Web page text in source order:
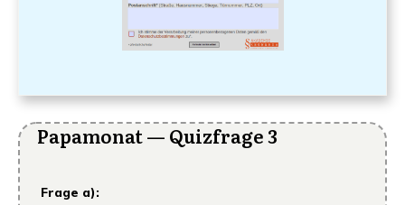
Papa­mo­nat — Quiz­fra­ge 3
Fra­ge a):